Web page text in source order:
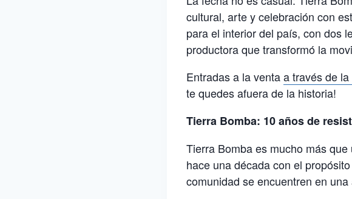
cultural, arte y celebración con
para el interior del país, con dos
productora que transformó la
Entradas a la ventaa través de
te quedes afuera de la historia!
Tierra Bomba: 10 años de
Tierra Bomba es mucho más
hace una década con el
comunidad se encuentren en